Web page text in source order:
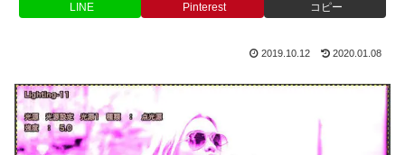
LINE Pinterest コピー
2019.10.12 2020.01.08